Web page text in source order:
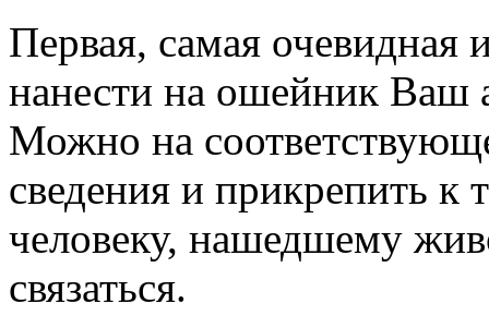
Первая, самая очевидная
нанести на ошейник Ваш
Можно на
сведения и прикрепить к
человеку, нашедшему
связаться.